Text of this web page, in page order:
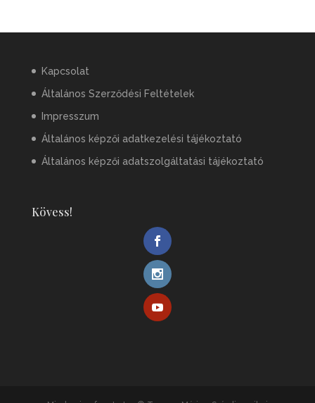
Kapcsolat
Általános Szerződési Feltételek
Impresszum
Általános képzői adatkezelési tájékoztató
Általános képzői adatszolgáltatási tájékoztató
Kövess!